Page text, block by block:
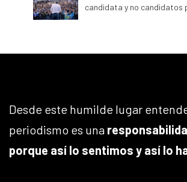
candidata y no candidatos
Desde este humilde lugar
periodismo es una
porque así lo sentimos y así lo